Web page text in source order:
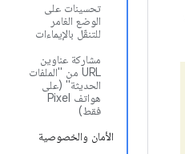
تحسينات على
الوضع الغامر
للتنقّل بالإيماءات
مشاركة عناوين
URL من "الملفات
الحديثة" (على
هواتف Pixel
فقط)
الأمان والخصوصية